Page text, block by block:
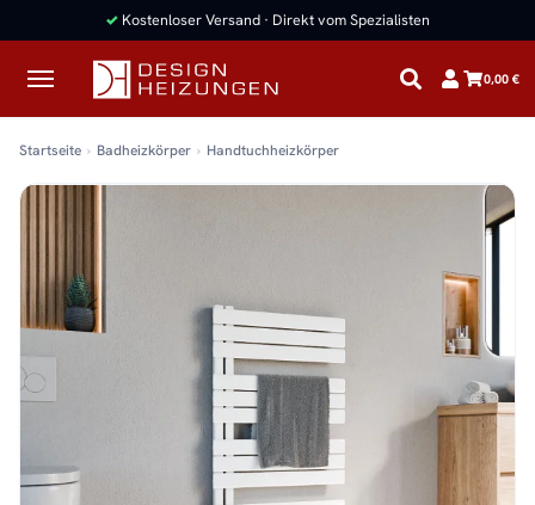
✓ Kostenloser Versand · Direkt vom Spezialisten
0,00 €
Startseite Badheizkörper Handtuchheizkörper